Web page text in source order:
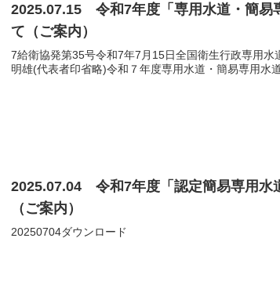
2025.07.15 令和7年度「専用水道・簡易
て（ご案内）
7給衛協発第35号令和7年7月15日全国衛生行政専用
明雄(代表者印省略)令和７年度専用水道・簡易専用
2025.07.04 令和7年度「認定簡易専用水
（ご案内）
20250704ダウンロード